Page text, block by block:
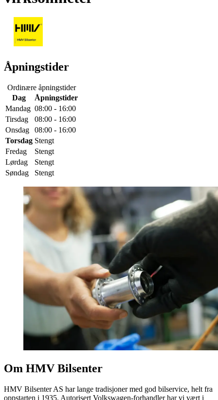
Åpningstider
Ordinære åpningstider
Dag
Åpningstider
Mandag 08:00 - 16:00
Tirsdag
08:00 - 16:00
Onsdag
08:00 - 16:00
Torsdag Stengt
Fredag
Stengt
Lørdag
Stengt
Søndag
Stengt
Om HMV Bilsenter
HMV Bilsenter AS har lange tradisjoner med god bilservice, helt fra
oppstarten i 1935. Autorisert Volkswagen-forhandler har vi vært i